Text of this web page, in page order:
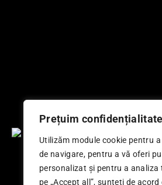
Prețuim
Utilizăm module cookie pentru
de navigare, pentru a vă oferi
personalizat și pentru a
pe „Accept all”, sunteți de
Produse Similare
BLUZĂ – IMPOSSIBLE MATH |
217,80LEI